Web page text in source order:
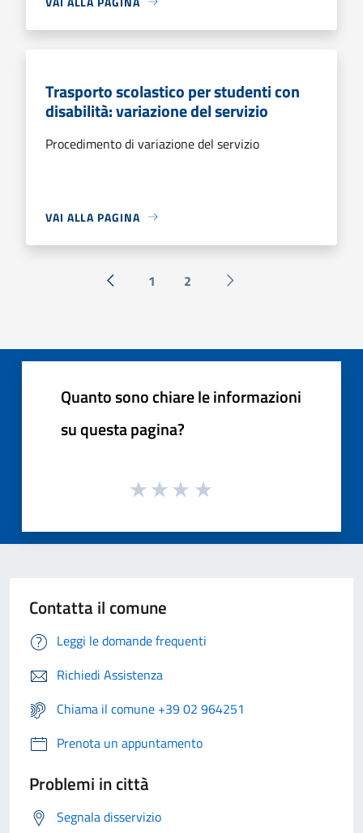
Trasporto scolastico per studenti con
disabilità: variazione del servizio
Procedimento di variazione del servizio
VAI ALLA PAGINA
« Precedente
1 2 Successiva »
Quanto sono chiare le informazioni
su questa pagina?
Contatta il comune
Leggi le domande frequenti
Richiedi Assistenza
Chiama il comune +39 02 964251
Prenota un appuntamento
Problemi in città
Segnala disservizio